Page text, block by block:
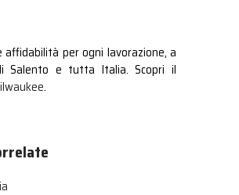
affidabilità per ogni lavorazione, a
Salento e tutta Italia. Scopri il
.